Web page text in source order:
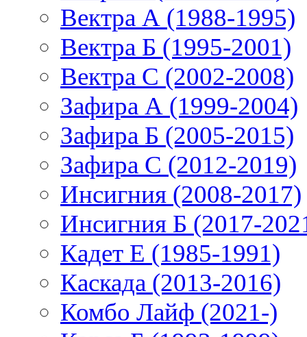
Вектра А (1988-1995)
Вектра Б (1995-2001)
Вектра С (2002-2008)
Зафира А (1999-2004)
Зафира Б (2005-2015)
Зафира С (2012-2019)
Инсигния (2008-2017)
Инсигния Б (2017-
Кадет Е (1985-1991)
Каскада (2013-2016)
Комбо Лайф (2021-)